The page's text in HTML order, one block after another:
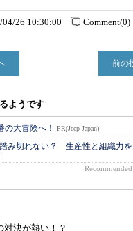
04/26 10:30:00 Comment(0)
前の
ようです
の大冒険へ！ PR(Jeep Japan)
み切れない？ 生産性と組織力を
決が熱い！？